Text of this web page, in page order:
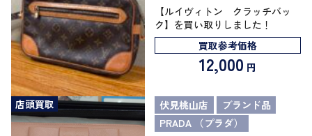
【ルイヴィトン クラッチバッ
ク】を買い取りしました！
買取参考価格
12,000 円
店頭買取 伏見桃山店
ブランド品
PRADA （プラダ）